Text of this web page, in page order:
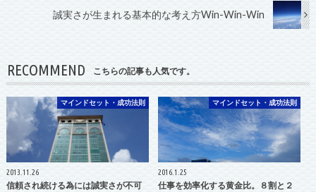
誠実さが生まれる基本的な考え方Win-Win-Win
RECOMMEND こちらの記事も人気です。
マインドセット・成功法則
2013.11.26
信頼され続ける為には誠実さが不可
マインドセット・成功法則
2016.1.25
仕事を効率化する黄金比。８割と２